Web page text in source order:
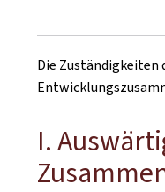
Die Zuständigkeiten
I.